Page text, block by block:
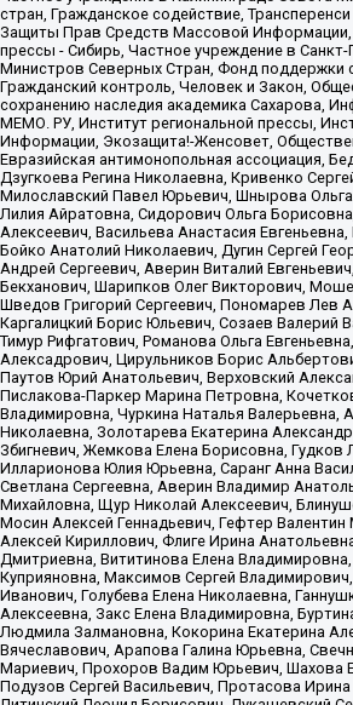
стран, Гражданское содействие,
Защиты Прав Средств Массовой Информации,
прессы - Сибирь, Частное учреждение в
Министров Северных Стран, Фонд поддержки
Гражданский контроль, Человек и Закон,
сохранению наследия академика Сахарова,
МЕМО. РУ, Институт региональной прессы,
Информации, Экозащита!-Женсовет,
Евразийская антимонопольная ассоциация,
Дзугкоева Регина Николаевна, Кривенко
Милославский Павел Юрьевич, Шнырова
Лилия Айратовна, Сидорович Ольга
Алексеевич, Васильева Анастасия
Бойко Анатолий Николаевич, Дугин Сергей
Андрей Сергеевич, Аверин Виталий
Бекханович, Шарипков Олег Викторович,
Шведов Григорий Сергеевич, Пономарев Лев
Каргалицкий Борис Юльевич, Созаев Валерий
Тимур Рифгатович, Романова Ольга
Алексадрович, Цирульников Борис
Паутов Юрий Анатольевич, Верховский
Пислакова-Паркер Марина Петровна,
Владимировна, Чуркина Наталья Валерьевна,
Николаевна, Золотарева Екатерина
Збигневич, Жемкова Елена Борисовна, Гудков
Илларионова Юлия Юрьевна, Саранг Анна
Светлана Сергеевна, Аверин Владимир
Михайловна, Щур Николай Алексеевич,
Мосин Алексей Геннадьевич, Гефтер
Алексей Кириллович, Флиге Ирина
Дмитриевна, Вититинова Елена
Куприяновна, Максимов Сергей
Иванович, Голубева Елена Николаевна,
Алексеевна, Закс Елена Владимировна,
Людмила Залмановна, Кокорина Екатерина
Вячеславович, Арапова Галина Юрьевна,
Мариевич, Прохоров Вадим Юрьевич, Шахова
Подузов Сергей Васильевич, Протасова